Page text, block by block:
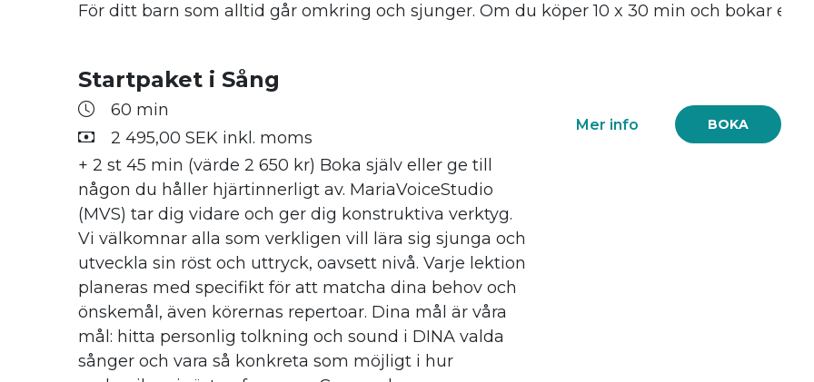
För ditt barn som alltid går omkring och sjunger. Om du köper 10 x 30 min och bokar
Startpaket i Sång
60 min
2 495,00 SEK inkl. moms
+ 2 st 45 min (värde 2 650 kr) Boka själv eller ge till
någon du håller hjärtinnerligt av. MariaVoiceStudio
(MVS) tar dig vidare och ger dig konstruktiva verktyg.
Vi välkomnar alla som verkligen vill lära sig sjunga och
utveckla sin röst och uttryck, oavsett nivå. Varje lektion
planeras med specifikt för att matcha dina behov och
önskemål, även körernas repertoar. Dina mål är våra
mål: hitta personlig tolkning och sound i DINA valda
sånger och vara så konkreta som möjligt i hur
BOKA
Mer info